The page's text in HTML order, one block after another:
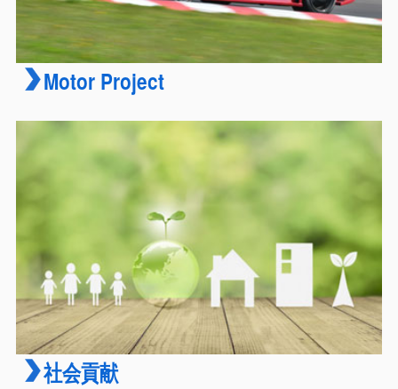
Motor Project
社会貢献